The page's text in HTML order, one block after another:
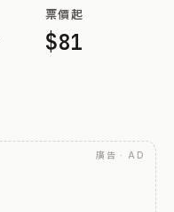
票價起
$81
廣告 · AD